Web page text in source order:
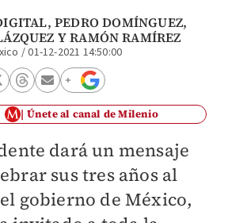
, PEDRO DOMÍNGUEZ,
Y RAMÓN RAMÍREZ
/01-12-2021 14:50:00
Únete al canal de Milenio
dará un mensaje
sus tres años al
gobierno de México,